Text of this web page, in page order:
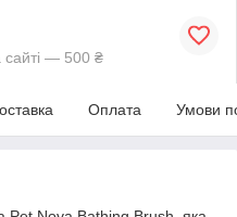
сайті — 500 ₴
Оплата Умови